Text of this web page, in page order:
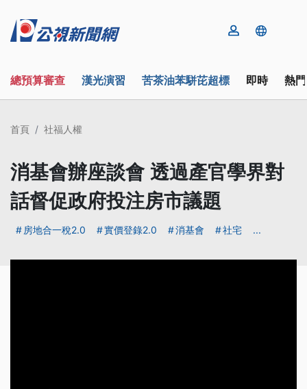
總預算審查 漢光演習 苦茶油苯駢芘超標 即時 熱
首頁 社福人權
消基會辦座談會 透過產官學界對
話督促政府投注房市議題
房地合一稅2.0 實價登錄2.0 消基會 社宅 ...